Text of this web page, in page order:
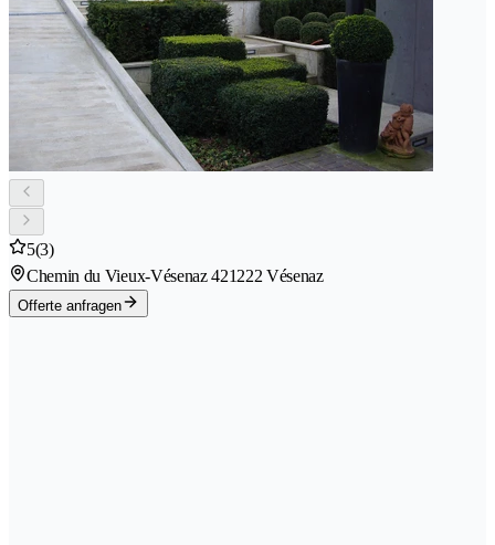
5(3)
Chemin du Vieux-Vésenaz 421222 Vésenaz
Offerte anfragen